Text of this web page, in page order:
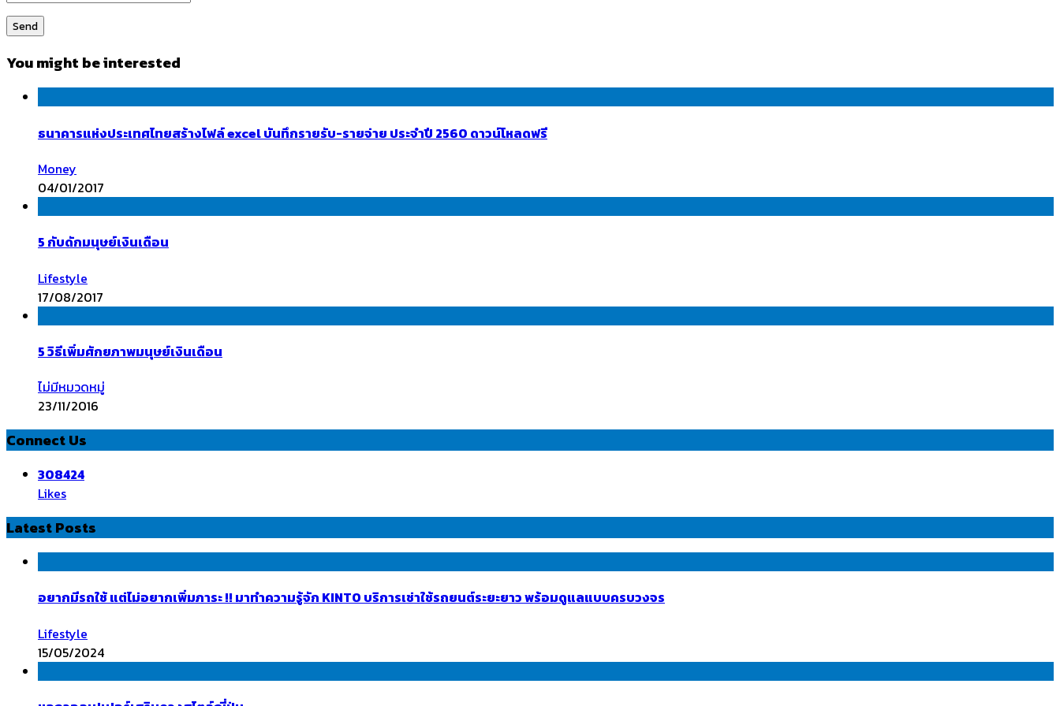
You might be interested
ธนาคารแห่งประเทศไทยสร้างไฟล์ excel บันทึกรายรับ-รายจ่าย ประจำปี 2560 ดาวน์โหลดฟรี
Money
04/01/2017
5 กับดักมนุษย์เงินเดือน
Lifestyle
17/08/2017
5 วิธีเพิ่มศักยภาพมนุษย์เงินเดือน
ไม่มีหมวดหมู่
23/11/2016
Connect Us
308424
Likes
Latest Posts
อยากมีรถใช้ แต่ไม่อยากเพิ่มภาระ !! มาทำความรู้จัก KINTO บริการเช่าใช้รถยนต์ระยะยาว พร้อมดูแลแบบครบวงจร
Lifestyle
15/05/2024